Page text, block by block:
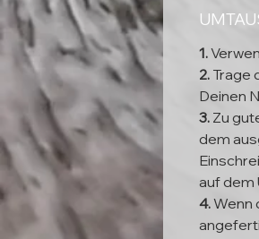
1.
2. Trage
Deinen
3. Zu
dem
auf dem
4.Wenn